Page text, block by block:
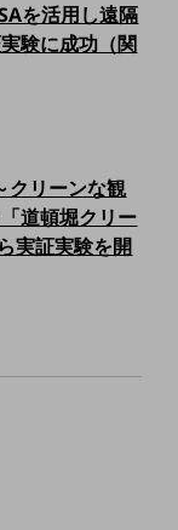
を活用し遠隔
験に成功（関
リーンな観
道頓堀クリー
証実験を開